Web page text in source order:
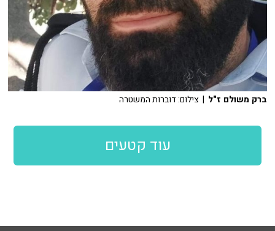
ברק משולם ז"ל | צילום: דוברות המשטרה
עוד קטעים